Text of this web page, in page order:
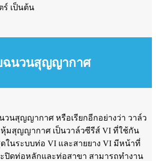
ร์ เป็นต้น
ฉนวนสุญญากาศ
วนสุญญากาศ หรือเรียกอีกอย่างว่า วาล์ว
มสุญญากาศ เป็นวาล์วซีรีส์ VI ที่ใช้กัน
ในระบบท่อ VI และสายยาง VI มีหน้าที่
ปิดท่อหลักและท่อสาขา สามารถทำงาน